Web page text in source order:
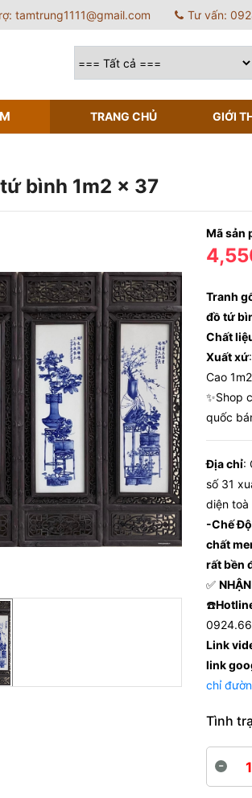
tamtrung1111@gmail.com Tư vấn:
TRANG CHỦ GIỚI
bình 1m2 x 37
Mã sản
Tranh
đồ tứ
Chất
Xuất xứ
Cao
✨Shop
quốc
Địa chỉ:
số 31
diện toà
-Chế
chất
rất bền
✅
☎️
Link
link
chỉ
Tình
-